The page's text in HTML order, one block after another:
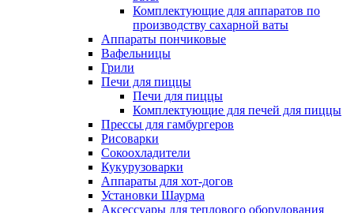
Комплектующие для аппаратов по
производству сахарной ваты
Аппараты пончиковые
Вафельницы
Грили
Печи для пиццы
Печи для пиццы
Комплектующие для печей для пиццы
Прессы для гамбургеров
Рисоварки
Сокоохладители
Кукурузоварки
Аппараты для хот-догов
Установки Шаурма
Аксессуары для теплового оборудования